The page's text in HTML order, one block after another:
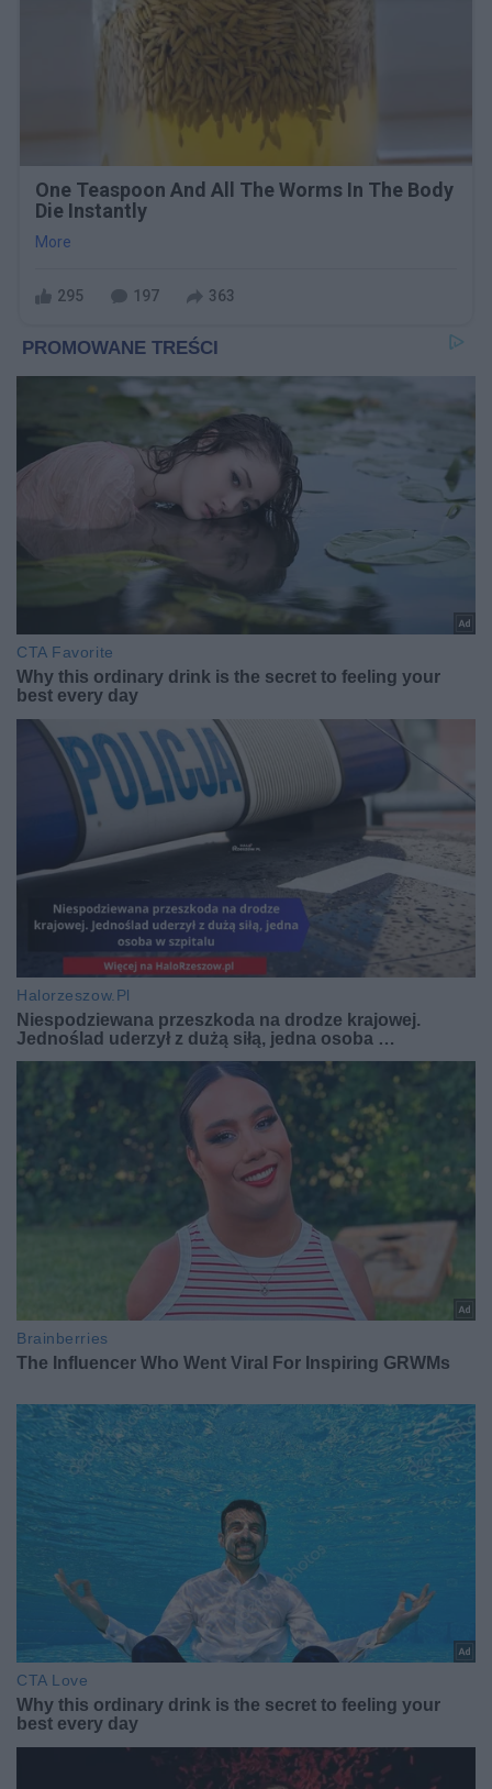
One Teaspoon And All The Worms In The Body
Die Instantly
More
295 197 363